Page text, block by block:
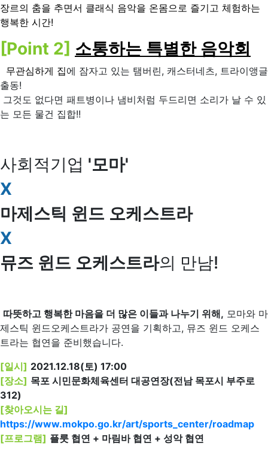
장르의 춤을 추면서 클래식 음악을 온몸으로 즐기고 체험하는
행복한 시간!
[Point 2] 소통하는 특별한 음악회
무관심하게 집에 잠자고 있는 탬버린, 캐스터네츠, 트라이앵글
출동!
그것도 없다면 패트병이나 냄비처럼 두드리면 소리가 날 수 있
는 모든 물건 집합!!
사회적기업 '모마'
X
마제스틱 윈드 오케스트라
X
뮤즈 윈드 오케스트라의 만남!
따뜻하고 행복한 마음을 더 많은 이들과 나누기 위해, 모마와 마
제스틱 윈드오케스트라가 공연을 기획하고, 뮤즈 윈드 오케스
트라는 협연을 준비했습니다.
[일시] 2021.12.18(토) 17:00
[장소] 목포 시민문화체육센터 대공연장(전남 목포시 부주로
312)
[찾아오시는 길]
https://www.mokpo.go.kr/art/sports_center/roadmap
[프로그램] 플룻 협연 + 마림바 협연 + 성악 협연